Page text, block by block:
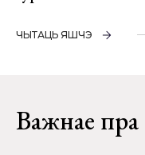
ЧЫТАЦЬ ЯШЧЭ
Важнае пра